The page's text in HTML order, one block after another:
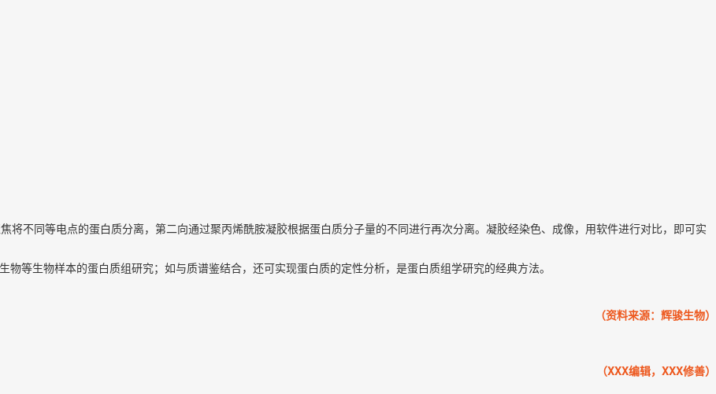
不同等电点的蛋白质分离，第二向通过聚丙烯酰胺凝胶根据蛋白质分子量的不同进行再次分离。凝胶经染色、成像，用软件进行对比，即可实
等生物样本的蛋白质组研究；如与质谱鉴结合，还可实现蛋白质的定性分析，是蛋白质组学研究的经典方法。
（资料来源：辉骏生物）
（XXX编辑，XXX修善）